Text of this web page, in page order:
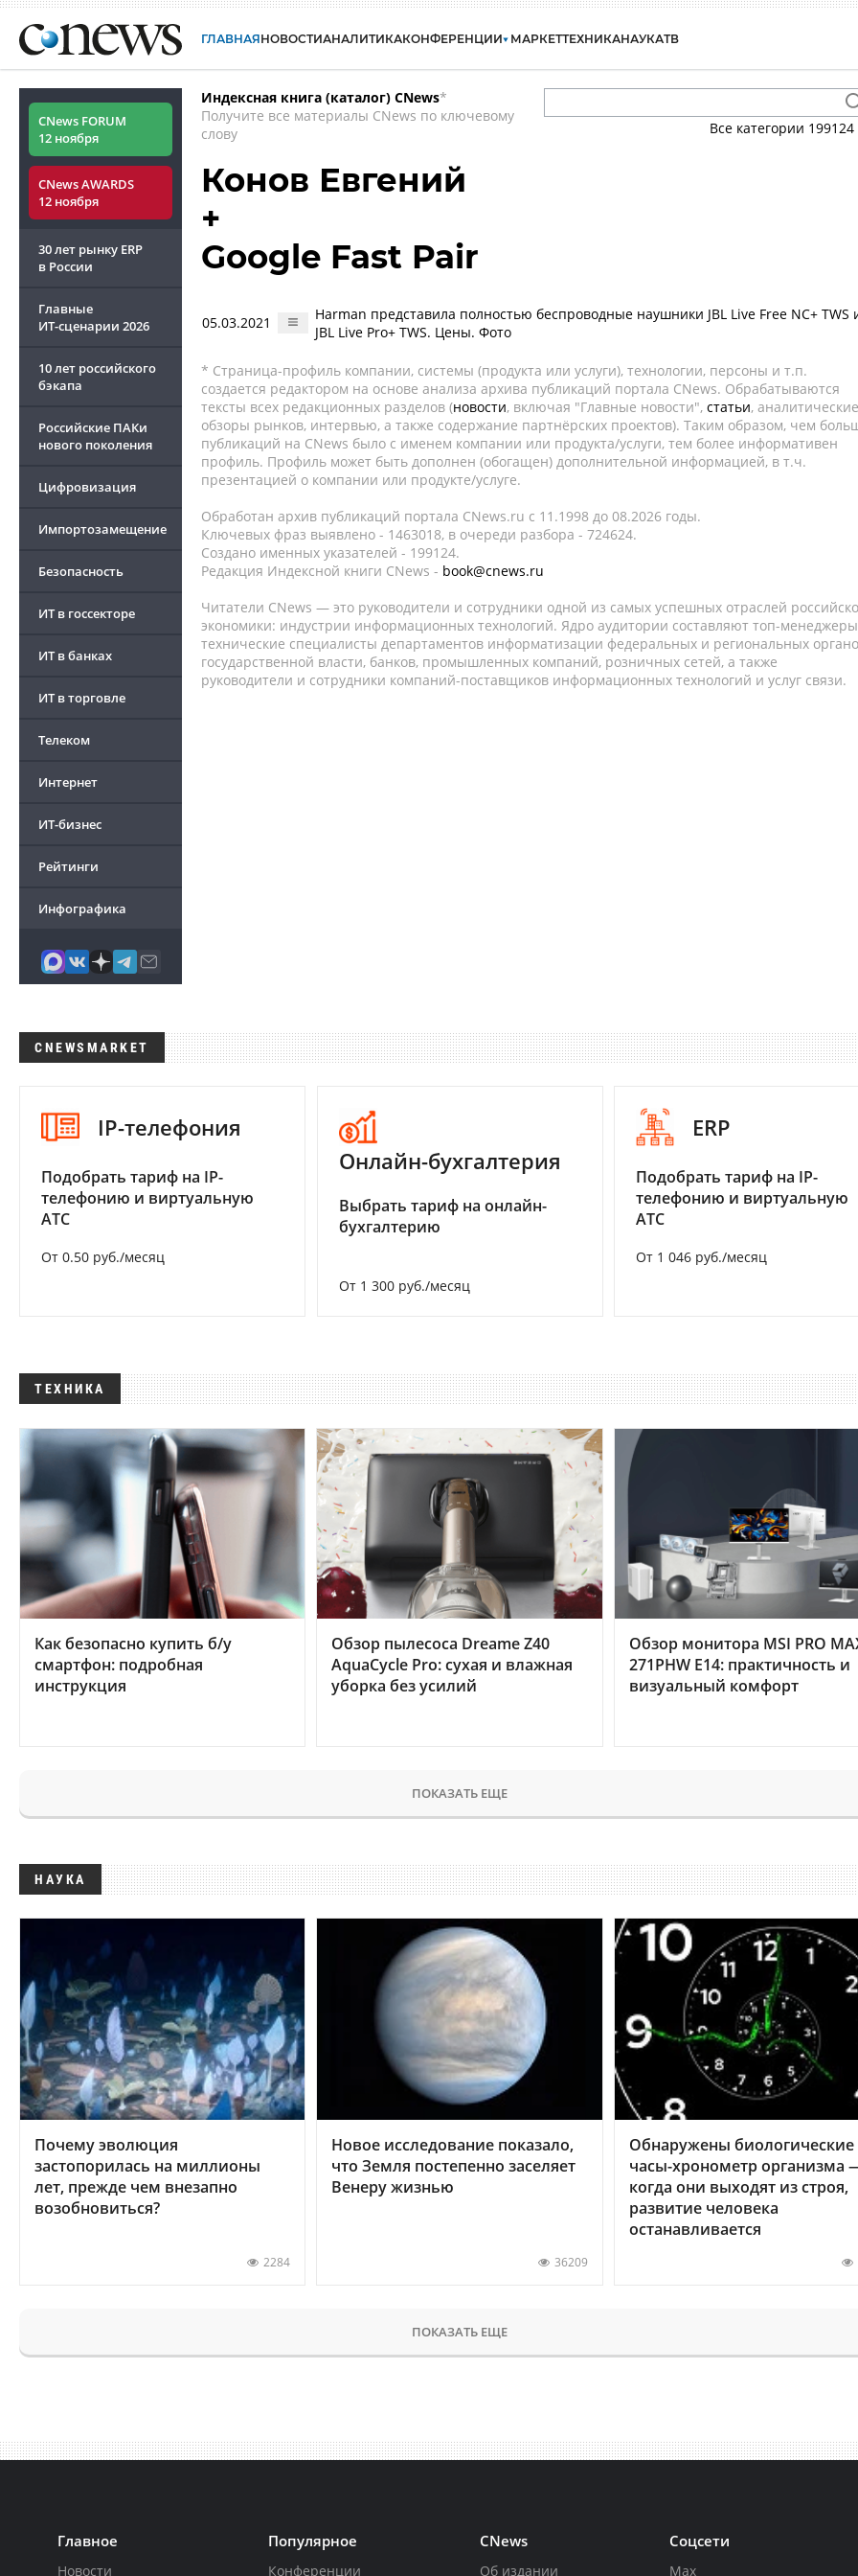
ГЛАВНАЯНОВОСТИАНАЛИТИКАКОНФЕРЕНЦИИ МАРКЕТТЕХНИКАНАУКАТВ
CNews FORUM
12 ноября
CNews AWARDS
12 ноября
30 лет рынку ERP
в России
Главные
ИТ-сценарии 2026
10 лет российского
бэкапа
Российские ПАКи
нового поколения
Цифровизация
Импортозамещение
Безопасность
ИТ в госсекторе
ИТ в банках
ИТ в торговле
Телеком
Интернет
ИТ-бизнес
Рейтинги
Инфографика
Индексная книга (каталог) CNews*
Получите все материалы CNews по ключевому
слову
Все категории 199124
Конов Евгений
+
Google Fast Pair
05.03.2021
Harman представила полностью беспроводные наушники JBL Live Free NC+ TWS
JBL Live Pro+ TWS. Цены. Фото
* Страница-профиль компании, системы (продукта или услуги), технологии, персоны и т.п.
создается редактором на основе анализа архива публикаций портала CNews. Обрабатываются
тексты всех редакционных разделов (новости, включая "Главные новости", статьи, аналитические
обзоры рынков, интервью, а также содержание партнёрских проектов). Таким образом, чем
публикаций на CNews было с именем компании или продукта/услуги, тем более информативен
профиль. Профиль может быть дополнен (обогащен) дополнительной информацией, в т.ч.
презентацией о компании или продукте/услуге.
Обработан архив публикаций портала CNews.ru c 11.1998 до 08.2026 годы.
Ключевых фраз выявлено - 1463018, в очереди разбора - 724624.
Создано именных указателей - 199124.
Редакция Индексной книги CNews - book@cnews.ru
Читатели CNews — это руководители и сотрудники одной из самых успешных отраслей
экономики: индустрии информационных технологий. Ядро аудитории составляют топ-
технические специалисты департаментов информатизации федеральных и региональных
государственной власти, банков, промышленных компаний, розничных сетей, а также
руководители и сотрудники компаний-поставщиков информационных технологий и услуг связи.
CNEWSMARKET
IP-телефония
Подобрать тариф на IP-
телефонию и виртуальную
АТС
От 0.50 руб./месяц
Онлайн-бухгалтерия
Выбрать тариф на онлайн-
бухгалтерию
От 1 300 руб./месяц
ERP
Подобрать тариф на IP-
телефонию и виртуальную
АТС
От 1 046 руб./месяц
ТЕХНИКА
Как безопасно купить б/у
смартфон: подробная
инструкция
Обзор пылесоса Dreame Z40
AquaCycle Pro: сухая и влажная
уборка без усилий
Обзор монитора MSI PRO
271PHW E14: практичность и
визуальный комфорт
ПОКАЗАТЬ ЕЩЕ
НАУКА
Почему эволюция
застопорилась на миллионы
лет, прежде чем внезапно
возобновиться?
2284
Новое исследование показало,
что Земля постепенно заселяет
Венеру жизнью
36209
Обнаружены биологические
часы-хронометр организма
когда они выходят из строя,
развитие человека
останавливается
ПОКАЗАТЬ ЕЩЕ
Главное
Новости
Популярное
Конференции
CNews
Об издании
Соцсети
Max